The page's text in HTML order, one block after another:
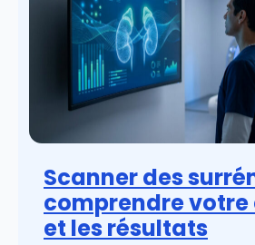
Scanner des
comprendre votre
et les résultats